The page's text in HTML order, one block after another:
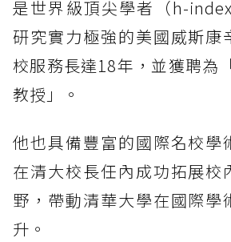
是世界級頂尖學者（h-
研究實力極強的美國威斯康
校服務長達18年，並獲聘為
教授」。
他也具備豐富的國際名校學
在清大校長任內成功拓展校
野，帶動清華大學在國際學
升。